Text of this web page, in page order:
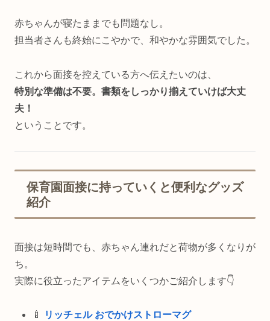
赤ちゃんが寝たままでも問題なし。
担当者さんも終始にこやかで、和やかな雰囲気でした。
これから面接を控えている方へ伝えたいのは、
特別な準備は不要。書類をしっかり揃えていけば大丈
夫！
ということです。
保育園面接に持っていくと便利なグッズ
紹介
面接は短時間でも、赤ちゃん連れだと荷物が多くなりが
ち。
実際に役立ったアイテムをいくつかご紹介します👇
🍼
リッチェル おでかけストローマグ